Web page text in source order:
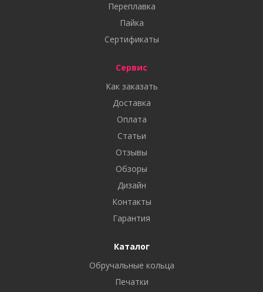
Переплавка
Пайка
Сертификаты
Сервис
Как заказать
Доставка
Оплата
Статьи
Отзывы
Обзоры
Дизайн
Контакты
Гарантия
Каталог
Обручальные кольца
Печатки